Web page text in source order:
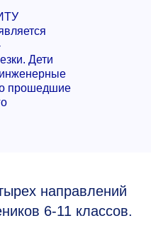
Дети
инженерные
прошедшие
направлений
6-11 классов.